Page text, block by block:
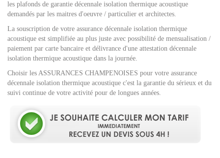
les plafonds de garantie décennale isolation thermique acoustique
demandés par les maitres d'oeuvre / particulier et architectes.
La souscription de votre assurance décennale isolation thermique
acoustique est simplifiée au plus juste avec possibilité de mensualisation /
paiement par carte bancaire et délivrance d'une attestation décennale
isolation thermique acoustique dans la journée.
Choisir les ASSURANCES CHAMPENOISES pour votre assurance
décennale isolation thermique acoustique c'est la garantie du sérieux et du
suivi continue de votre activité pour de longues années.